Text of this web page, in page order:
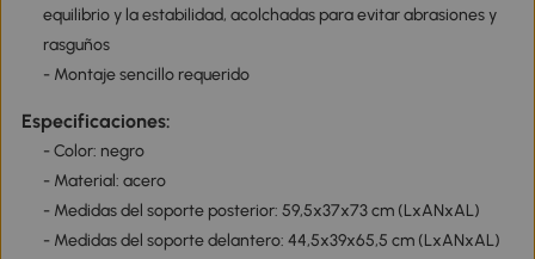
equilibrio y la estabilidad, acolchadas para evitar abrasiones y
rasguños
- Montaje sencillo requerido
Especificaciones:
- Color: negro
- Material: acero
- Medidas del soporte posterior: 59,5x37x73 cm (LxANxAL)
- Medidas del soporte delantero: 44,5x39x65,5 cm (LxANxAL)